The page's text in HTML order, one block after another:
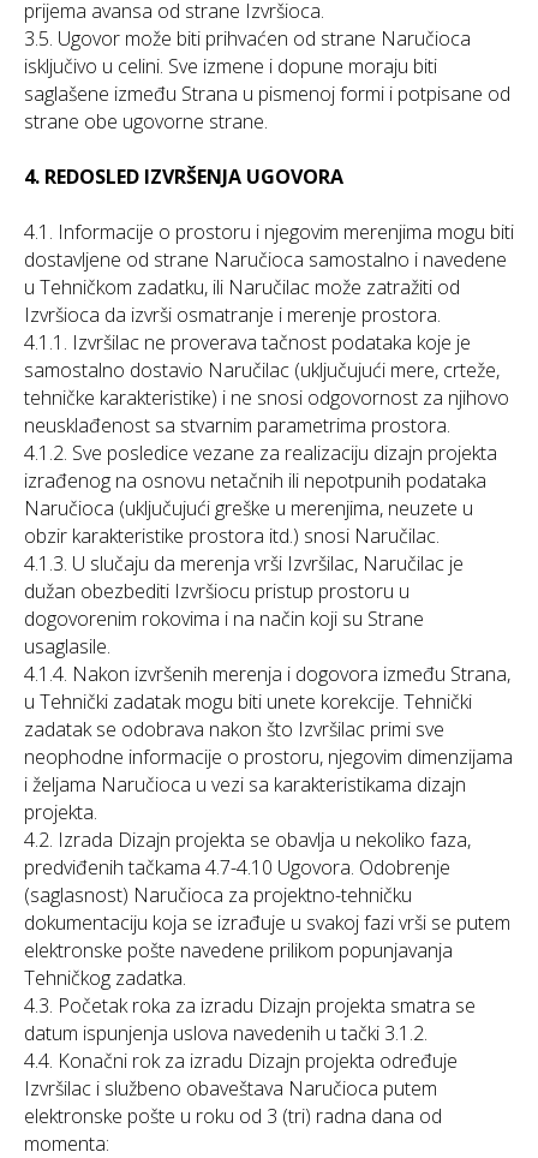
prijema avansa od strane Izvršioca.
3.5. Ugovor može biti prihvaćen od strane Naručioca
isključivo u celini. Sve izmene i dopune moraju biti
saglašene između Strana u pismenoj formi i potpisane od
strane obe ugovorne strane.
4. REDOSLED IZVRŠENJA UGOVORA
4.1. Informacije o prostoru i njegovim merenjima mogu biti
dostavljene od strane Naručioca samostalno i navedene
u Tehničkom zadatku, ili Naručilac može zatražiti od
Izvršioca da izvrši osmatranje i merenje prostora.
4.1.1. Izvršilac ne proverava tačnost podataka koje je
samostalno dostavio Naručilac (uključujući mere, crteže,
tehničke karakteristike) i ne snosi odgovornost za njihovo
neusklađenost sa stvarnim parametrima prostora.
4.1.2. Sve posledice vezane za realizaciju dizajn projekta
izrađenog na osnovu netačnih ili nepotpunih podataka
Naručioca (uključujući greške u merenjima, neuzete u
obzir karakteristike prostora itd.) snosi Naručilac.
4.1.3. U slučaju da merenja vrši Izvršilac, Naručilac je
dužan obezbediti Izvršiocu pristup prostoru u
dogovorenim rokovima i na način koji su Strane
usaglasile.
4.1.4. Nakon izvršenih merenja i dogovora između Strana,
u Tehnički zadatak mogu biti unete korekcije. Tehnički
zadatak se odobrava nakon što Izvršilac primi sve
neophodne informacije o prostoru, njegovim dimenzijama
i željama Naručioca u vezi sa karakteristikama dizajn
projekta.
4.2. Izrada Dizajn projekta se obavlja u nekoliko faza,
predviđenih tačkama 4.7-4.10 Ugovora. Odobrenje
(saglasnost) Naručioca za projektno-tehničku
dokumentaciju koja se izrađuje u svakoj fazi vrši se putem
elektronske pošte navedene prilikom popunjavanja
Tehničkog zadatka.
4.3. Početak roka za izradu Dizajn projekta smatra se
datum ispunjenja uslova navedenih u tački 3.1.2.
4.4. Konačni rok za izradu Dizajn projekta određuje
Izvršilac i službeno obaveštava Naručioca putem
elektronske pošte u roku od 3 (tri) radna dana od
momenta: